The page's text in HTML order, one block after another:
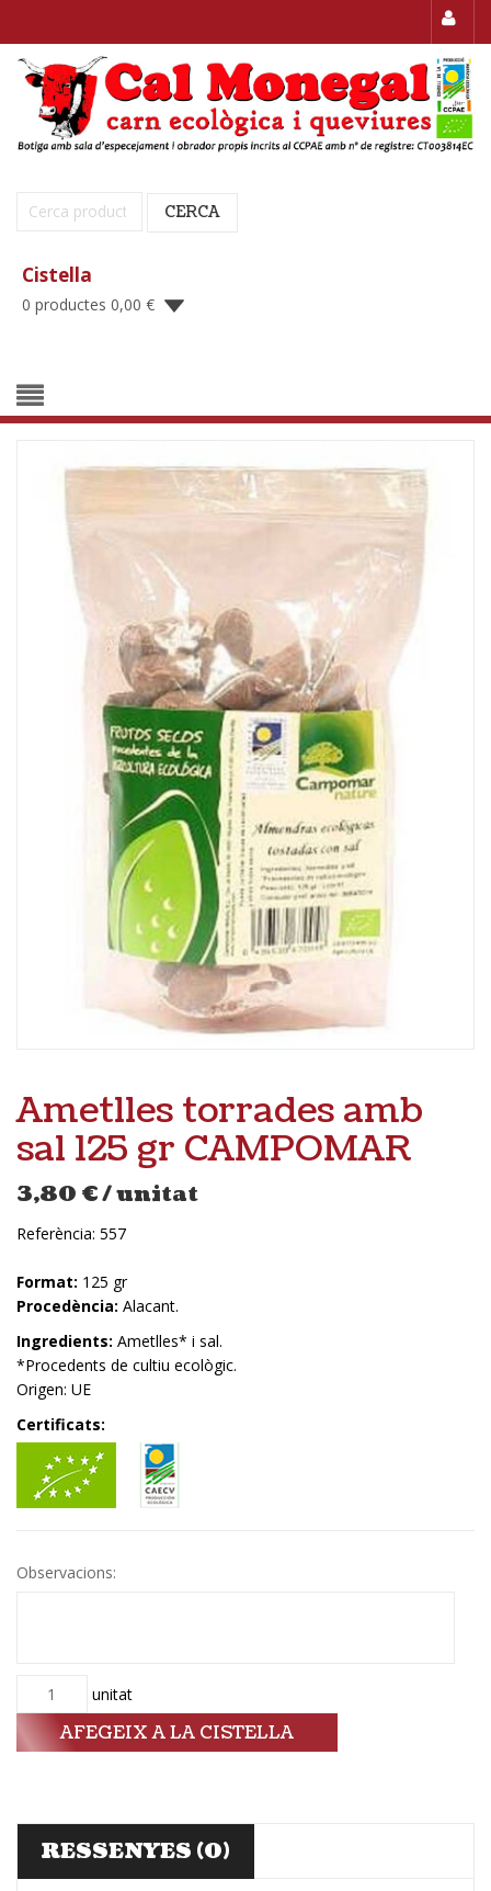
Cerca: CERCA
Cistella
0 productes 0,00 €
Ametlles torrades amb
sal 125 gr CAMPOMAR
3,80 €/ unitat
Referència: 557
Format: 125 gr
Procedència: Alacant.
Ingredients: Ametlles* i sal.
*Procedents de cultiu ecològic.
Origen: UE
Certificats:
Observacions:
Quantitat unitat
AFEGEIX A LA CISTELLA
RESSENYES (0)